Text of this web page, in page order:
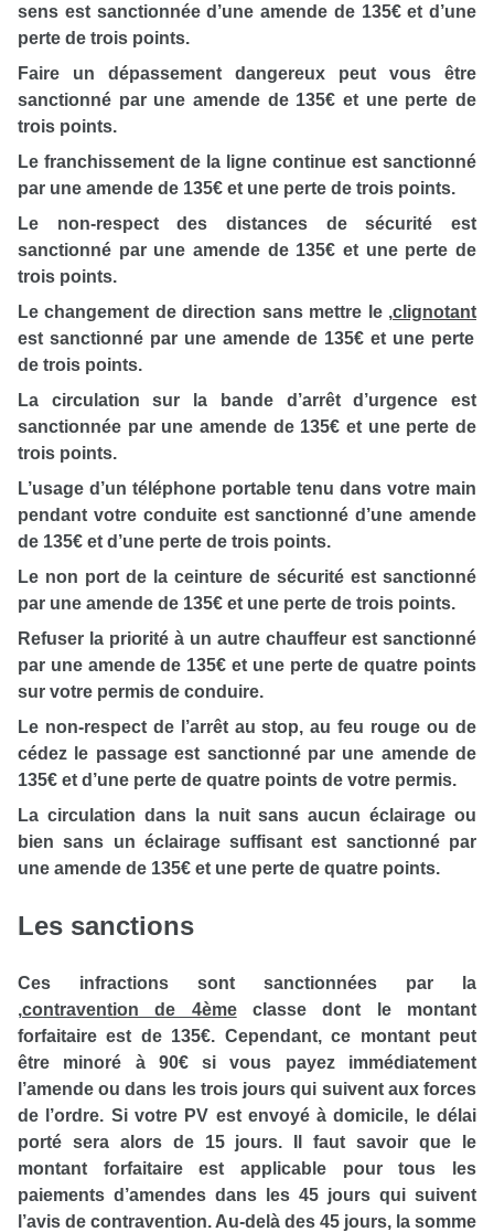
sens est sanctionnée d’une amende de 135€ et d’une
perte de trois points.
Faire un dépassement dangereux peut vous être
sanctionné par une amende de 135€ et une perte de
trois points.
Le franchissement de la ligne continue est sanctionné
par une amende de 135€ et une perte de trois points.
Le non-respect des distances de sécurité est
sanctionné par une amende de 135€ et une perte de
trois points.
Le changement de direction sans mettre le ,clignotant
est sanctionné par une amende de 135€ et une perte
de trois points.
La circulation sur la bande d’arrêt d’urgence est
sanctionnée par une amende de 135€ et une perte de
trois points.
L’usage d’un téléphone portable tenu dans votre main
pendant votre conduite est sanctionné d’une amende
de 135€ et d’une perte de trois points.
Le non port de la ceinture de sécurité est sanctionné
par une amende de 135€ et une perte de trois points.
Refuser la priorité à un autre chauffeur est sanctionné
par une amende de 135€ et une perte de quatre points
sur votre permis de conduire.
Le non-respect de l’arrêt au stop, au feu rouge ou de
cédez le passage est sanctionné par une amende de
135€ et d’une perte de quatre points de votre permis.
La circulation dans la nuit sans aucun éclairage ou
bien sans un éclairage suffisant est sanctionné par
une amende de 135€ et une perte de quatre points.
Les sanctions
Ces infractions sont sanctionnées par la
,contravention de 4èmeclasse dont le montant
forfaitaire est de 135€. Cependant, ce montant peut
être minoré à 90€ si vous payez immédiatement
l’amende ou dans les trois jours qui suivent aux forces
de l’ordre. Si votre PV est envoyé à domicile, le délai
porté sera alors de 15 jours. Il faut savoir que le
montant forfaitaire est applicable pour tous les
paiements d’amendes dans les 45 jours qui suivent
l’avis de contravention. Au-delà des 45 jours, la somme